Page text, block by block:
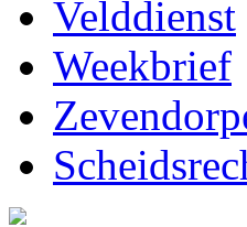
Velddienst
Weekbrief